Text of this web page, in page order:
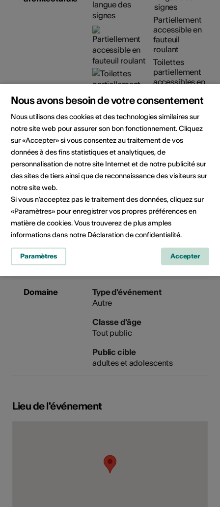
signes
Partiellement
accessible en
fauteuil
roulant
Toilettes
partiellement
accessibles en
Place de parc
partiellement
accessible en
fauteuil roulant
Détails sur l'accessibilité
architecturale
Organisateur
Les Arsenaux
Rue de Lausanne 45
1950 Sion
Téléphone +41 (0)27 606 45 50
E-Mail
Domaine
Type d'événement
Autre
Classe d'âge
Tout public
Public cible
adultes et adolescents
Lieu de l'événement
Nous avons besoin de votre consentement
Nous utilisons des cookies et des technologies similaires sur
notre site web pour assurer son bon fonctionnement. Cliquez
sur «Accepter» si vous consentez au traitement de vos
données à des fins statistiques et analytiques, de
personnalisation de notre site Internet et de notre publicité sur
des sites de tiers ainsi que de reconnaissance des visiteurs sur
notre site web.
Si vous n’acceptez pas le traitement des données, cliquez sur
«Paramètres» pour enregistrer vos propres préférences en
matière de cookies. Vous trouverez de plus amples
informations dans notre Déclaration de confidentialité.
Paramètres Accepter